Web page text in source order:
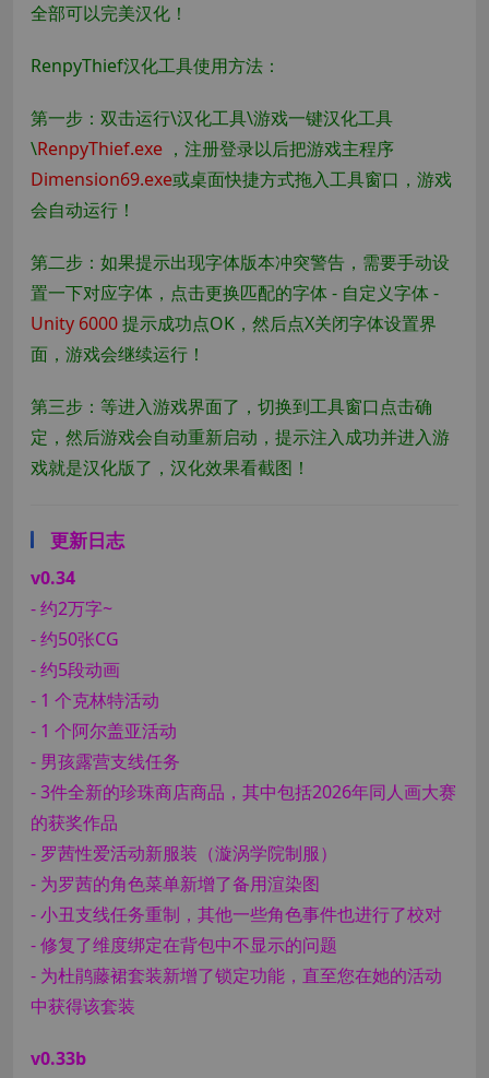
全部可以完美汉化！
RenpyThief汉化工具使用方法：
第一步：双击运行\汉化工具\游戏一键汉化工具
\RenpyThief.exe ，注册登录以后把游戏主程序
Dimension69.exe或桌面快捷方式拖入工具窗口，游戏
会自动运行！
第二步：如果提示出现字体版本冲突警告，需要手动设
置一下对应字体，点击更换匹配的字体 - 自定义字体 -
Unity 6000提示成功点OK，然后点X关闭字体设置界
面，游戏会继续运行！
第三步：等进入游戏界面了，切换到工具窗口点击确
定，然后游戏会自动重新启动，提示注入成功并进入游
戏就是汉化版了，汉化效果看截图！
更新日志
v0.34
- 约2万字~
- 约50张CG
- 约5段动画
- 1 个克林特活动
- 1 个阿尔盖亚活动
- 男孩露营支线任务
- 3件全新的珍珠商店商品，其中包括2026年同人画大赛
的获奖作品
- 罗茜性爱活动新服装（漩涡学院制服）
- 为罗茜的角色菜单新增了备用渲染图
- 小丑支线任务重制，其他一些角色事件也进行了校对
- 修复了维度绑定在背包中不显示的问题
- 为杜鹃藤裙套装新增了锁定功能，直至您在她的活动
中获得该套装
v0.33b